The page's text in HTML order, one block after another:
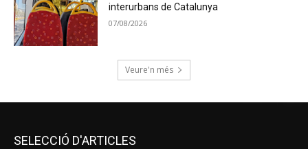
interurbans de Catalunya
07/08/2026
Veure'n més
SELECCIÓ D'ARTICLES